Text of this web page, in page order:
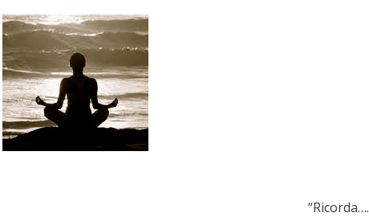
“Ricorda….